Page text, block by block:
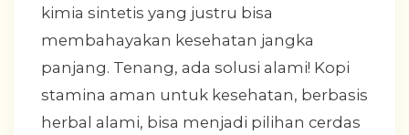
kimia sintetis yang justru bisa
membahayakan kesehatan jangka
panjang. Tenang, ada solusi alami! Kopi
stamina aman untuk kesehatan, berbasis
herbal alami, bisa menjadi pilihan cerdas